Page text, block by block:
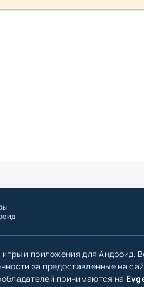
и приложения для Андроид.
за предоставленные на
принимаются на